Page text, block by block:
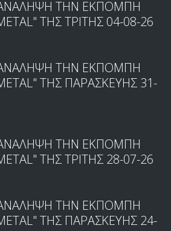
ΤΗΝ ΕΚΠΟΜΠΗ
ΤΗΣ ΤΡΙΤΗΣ 04-08-26
ΤΗΝ ΕΚΠΟΜΠΗ
ΤΗΣ ΠΑΡΑΣΚΕΥΗΣ 31-
ΤΗΝ ΕΚΠΟΜΠΗ
ΤΗΣ ΤΡΙΤΗΣ 28-07-26
ΤΗΝ ΕΚΠΟΜΠΗ
ΤΗΣ ΠΑΡΑΣΚΕΥΗΣ 24-